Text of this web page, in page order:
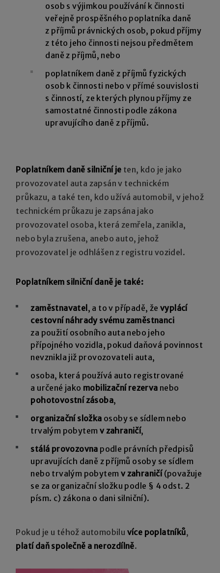
osob s výjimkou používání k činnosti
veřejně prospěšného poplatníka daně
z příjmů právnických osob, pokud příjmy
z této jeho činnosti nejsou předmětem
daně z příjmů, nebo
poplatníkem daně z příjmů fyzických
osob k činnosti nebo v přímé souvislosti
s činností, ze kterých plynou příjmy ze
samostatné činnosti podle zákona
upravujícího daně z příjmů.
Poplatníkem daně silniční je ten, kdo je jako
provozovatel auta zapsán v technickém
průkazu, a také ten, kdo užívá automobil, v jehož
technickém průkazu je zapsána jako
provozovatel osoba, která zemřela, zanikla,
nebo byla zrušena, anebo auto, jehož
provozovatel je odhlášen z registru vozidel.
Poplatníkem silniční daně je také:
zaměstnavatel, a to v případě, ževyplácí
cestovní náhrady svému zaměstnanci
za použití osobního auta nebo jeho
přípojného vozidla, pokud daňová povinnost
nevznikla již provozovateli auta,
osoba, která používá auto registrované
a určené jako mobilizační rezerva nebo
pohotovostní zásoba,
organizační složka osoby se sídlem nebo
trvalým pobytem v zahraničí,
stálá provozovna podle právních předpisů
upravujících daně z příjmů osoby se sídlem
nebo trvalým pobytem v zahraničí(považuje
se za organizační složku podle § 4 odst. 2
písm. c) zákona o dani silniční).
Pokud je u téhož automobilu více poplatníků,
platí daň společně a nerozdílně.